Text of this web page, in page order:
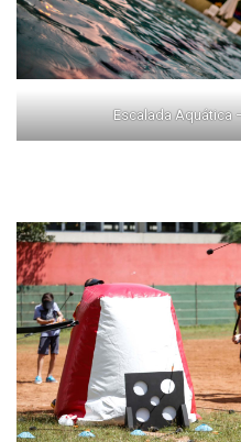
Escalada Aquática